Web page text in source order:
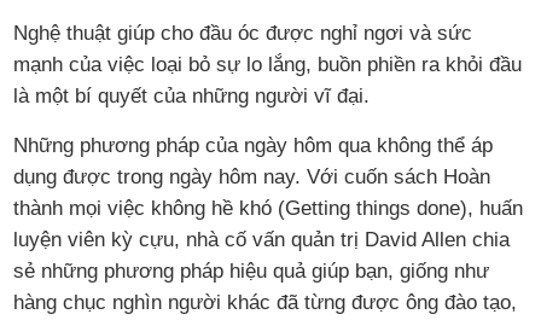
Nghệ thuật giúp cho đầu óc được nghỉ ngơi và sức
mạnh của việc loại bỏ sự lo lắng, buồn phiền ra khỏi đầu
là một bí quyết của những người vĩ đại.
Những phương pháp của ngày hôm qua không thể áp
dụng được trong ngày hôm nay. Với cuốn sách Hoàn
thành mọi việc không hề khó (Getting things done), huấn
luyện viên kỳ cựu, nhà cố vấn quản trị David Allen chia
sẻ những phương pháp hiệu quả giúp bạn, giống như
hàng chục nghìn người khác đã từng được ông đào tạo,